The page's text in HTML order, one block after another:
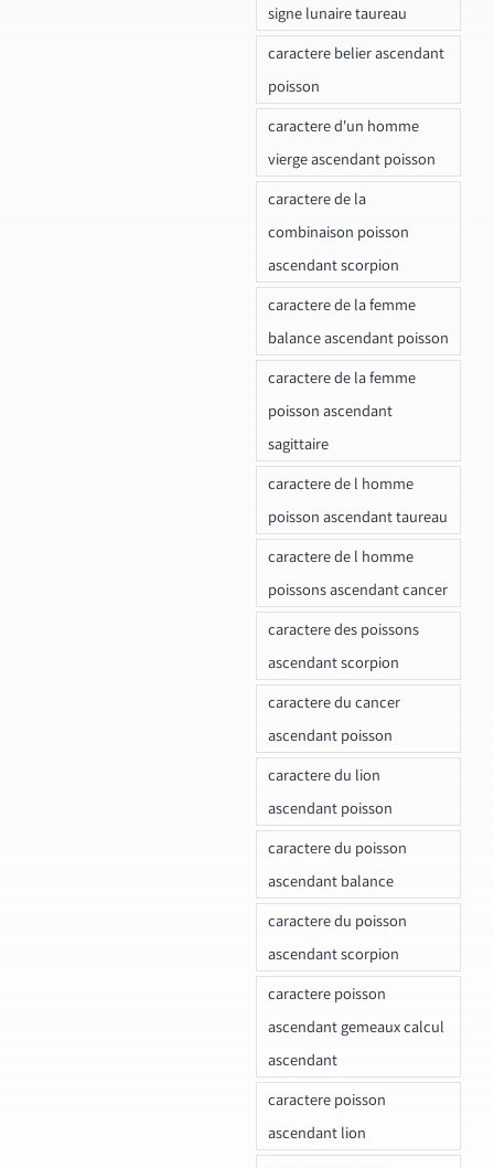
signe lunaire taureau
caractere belier ascendant
poisson
caractere d'un homme
vierge ascendant poisson
caractere de la
combinaison poisson
ascendant scorpion
caractere de la femme
balance ascendant poisson
caractere de la femme
poisson ascendant
sagittaire
caractere de l homme
poisson ascendant taureau
caractere de l homme
poissons ascendant cancer
caractere des poissons
ascendant scorpion
caractere du cancer
ascendant poisson
caractere du lion
ascendant poisson
caractere du poisson
ascendant balance
caractere du poisson
ascendant scorpion
caractere poisson
ascendant gemeaux calcul
ascendant
caractere poisson
ascendant lion